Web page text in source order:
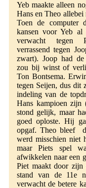
Yeb maakte alleen
Hans en Theo
Toen de computer
kansen voor Yeb al
verwacht tegen
verrassend tegen
zwart). Joop had de
zou bij winst of
Ton Bontsema.
tegen Seijen, dus dit
indeling van de
Hans kampioen zijn
stond gelijk, maar
goed oploste. Hij
opgaf. Theo bleef
werd misschien niet
maar Piets spel
afwikkelen naar een
Piet maakt door zijn
stand van de 11e
verwacht de betere